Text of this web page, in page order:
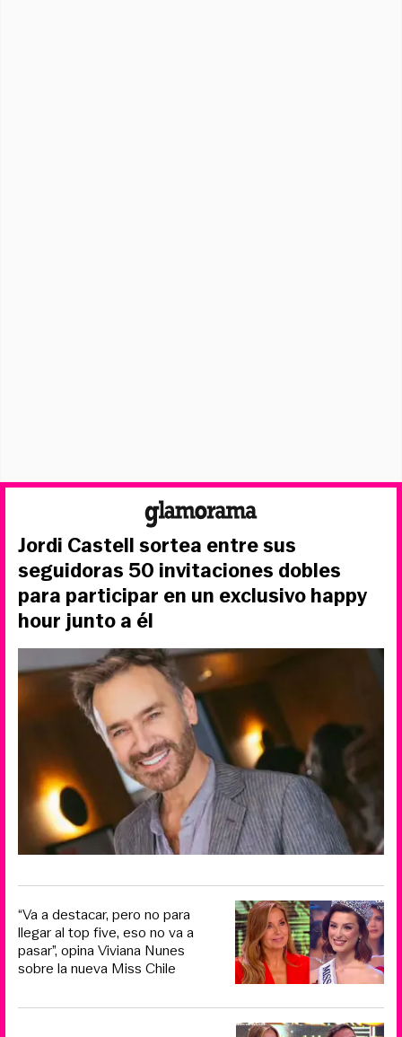
Jordi Castell sortea entre sus
seguidoras 50 invitaciones dobles
para participar en un exclusivo happy
hour junto a él
“Va a destacar, pero no para
llegar al top five, eso no va a
pasar”, opina Viviana Nunes
sobre la nueva Miss Chile